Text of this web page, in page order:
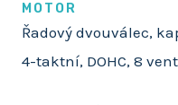
MOTOR
Řadový dvouválec,
4-taktní, DOHC, 8